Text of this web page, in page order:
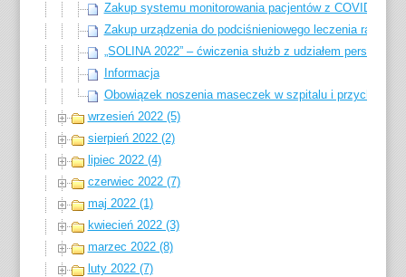
Zakup systemu monitorowania pacjentów z COVID-19
Zakup urządzenia do podciśnieniowego leczenia ran dla
„SOLINA 2022” – ćwiczenia służb z udziałem
Informacja
Obowiązek noszenia maseczek w szpitalu i przychodni
wrzesień 2022 (5)
sierpień 2022 (2)
lipiec 2022 (4)
czerwiec 2022 (7)
maj 2022 (1)
kwiecień 2022 (3)
marzec 2022 (8)
luty 2022 (7)